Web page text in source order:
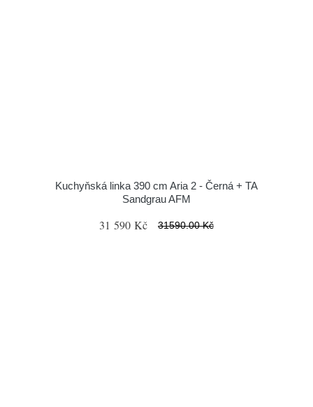
Kuchyňská linka 390 cm Aria 2 - Černá + TA
Sandgrau AFM
31 590 Kč 31590.00 Kč